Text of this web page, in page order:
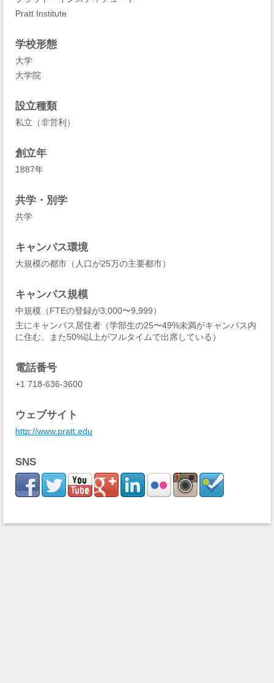
Pratt Institute
学校形態
大学
大学院
設立種類
私立（非営利）
創立年
1887年
共学・別学
共学
キャンパス環境
大規模の都市（人口が25万の主要都市）
キャンパス規模
中規模（FTEの登録が3,000〜9,999）
主にキャンパス居住者（学部生の25〜49%未満がキャンパス内
に住む、また50%以上がフルタイムで出席している）
電話番号
+1 718-636-3600
ウェブサイト
http://www.pratt.edu
SNS